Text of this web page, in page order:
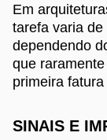
Em
tarefa varia
dependendo
que
primeira fatura
SINAIS E